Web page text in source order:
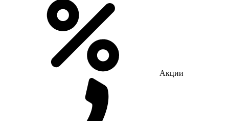
Акции